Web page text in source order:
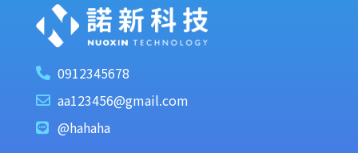
0912345678
aa123456@gmail.com
@hahaha